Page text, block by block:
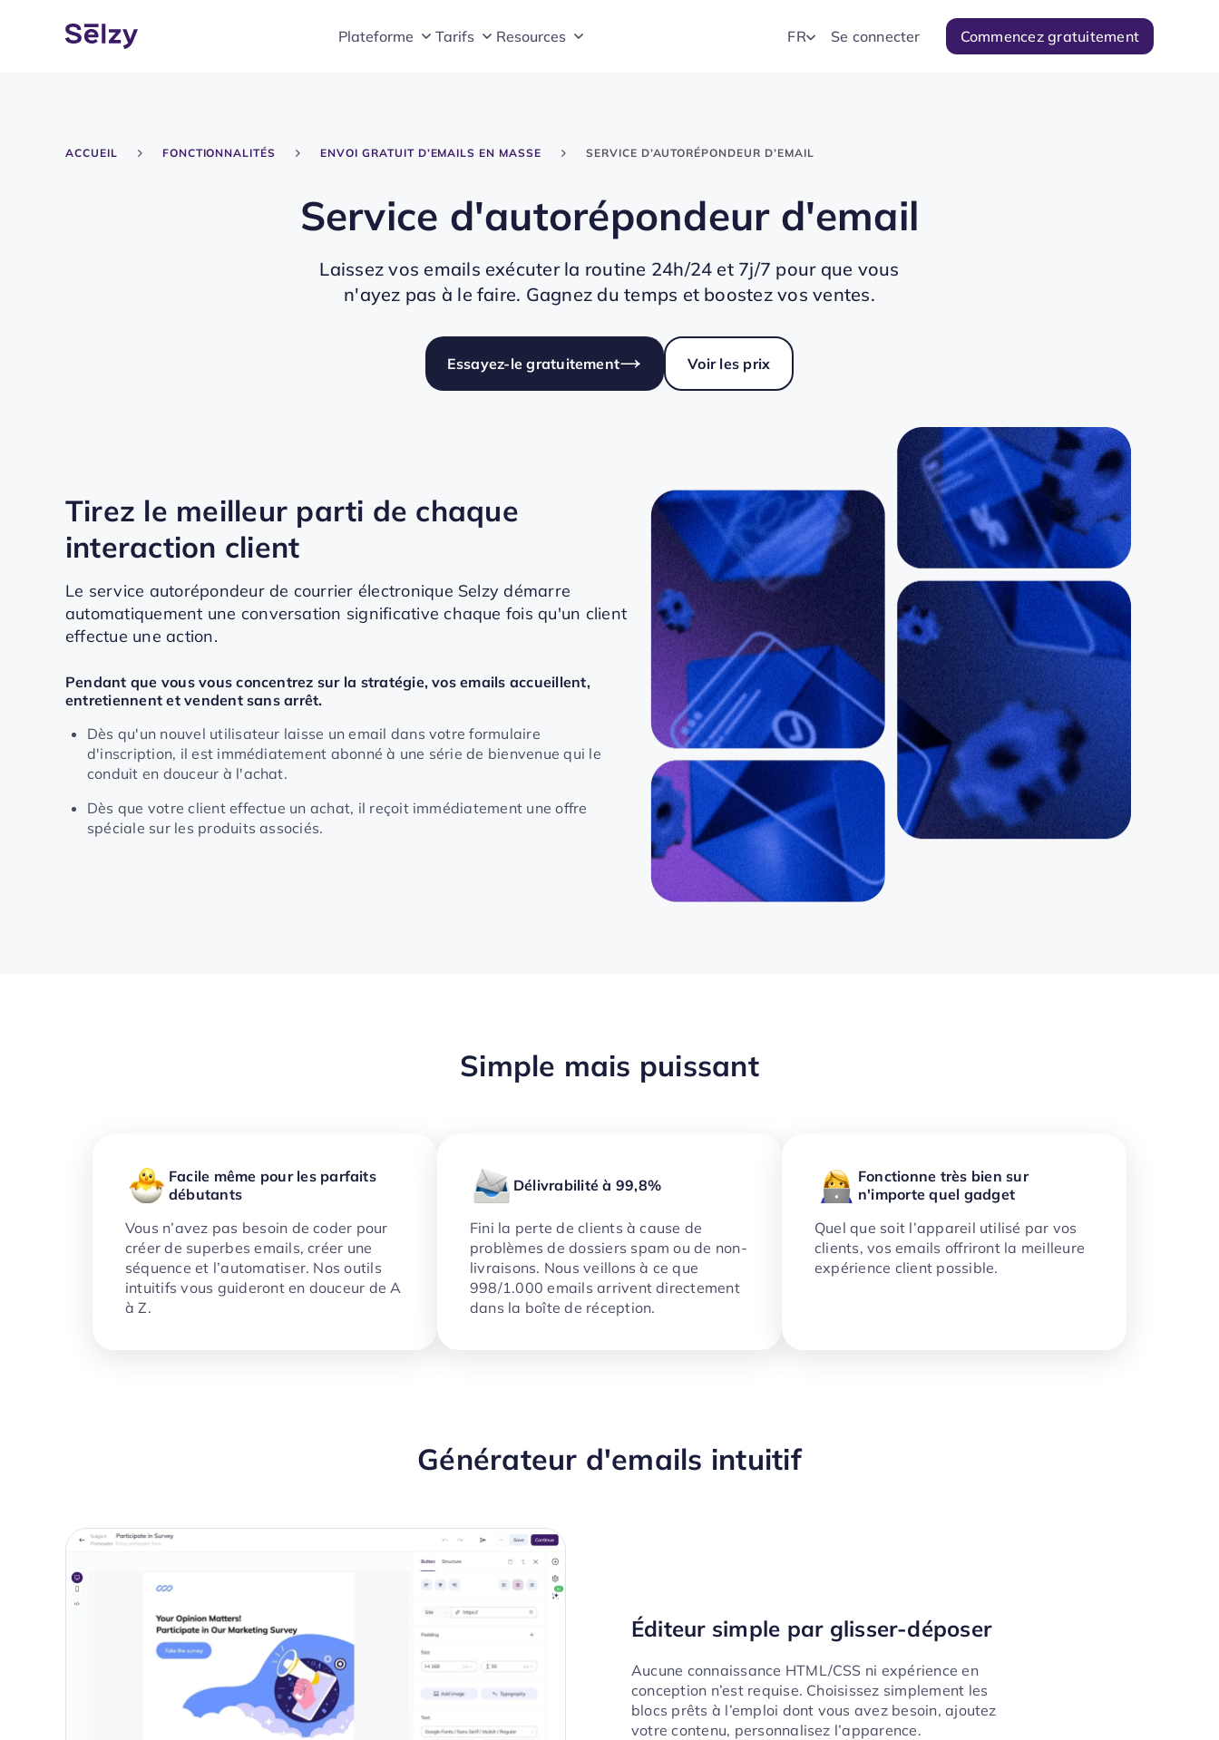
Plateforme Tarifs Resources FR Se connecter Commencez gratuitement
ACCUEIL FONCTIONNALITÉS ENVOI GRATUIT D’EMAILS EN MASSE SERVICE D’AUTORÉPONDEUR D’EMAIL
Service d'autorépondeur d'email
Laissez vos emails exécuter la routine 24h/24 et 7j/7 pour que vous
n'ayez pas à le faire. Gagnez du temps et boostez vos ventes.
Essayez-le gratuitement Voir les prix
Tirez le meilleur parti de chaque
interaction client
Le service autorépondeur de courrier électronique Selzy démarre
automatiquement une conversation significative chaque fois qu'un client
effectue une action.
Pendant que vous vous concentrez sur la stratégie, vos emails accueillent,
entretiennent et vendent sans arrêt.
Dès qu'un nouvel utilisateur laisse un email dans votre formulaire
d'inscription, il est immédiatement abonné à une série de bienvenue qui le
conduit en douceur à l'achat.
Dès que votre client effectue un achat, il reçoit immédiatement une offre
spéciale sur les produits associés.
Simple mais puissant
Facile même pour les parfaits
débutants
Vous n’avez pas besoin de coder pour
créer de superbes emails, créer une
séquence et l’automatiser. Nos outils
intuitifs vous guideront en douceur de A
à Z.
Délivrabilité à 99,8%
Fini la perte de clients à cause de
problèmes de dossiers spam ou de non-
livraisons. Nous veillons à ce que
998/1.000 emails arrivent directement
dans la boîte de réception.
Fonctionne très bien sur
n'importe quel gadget
Quel que soit l’appareil utilisé par vos
clients, vos emails offriront la meilleure
expérience client possible.
Générateur d'emails intuitif
Éditeur simple par glisser-déposer
Aucune connaissance HTML/CSS ni expérience en
conception n’est requise. Choisissez simplement les
blocs prêts à l’emploi dont vous avez besoin, ajoutez
votre contenu, personnalisez l’apparence.